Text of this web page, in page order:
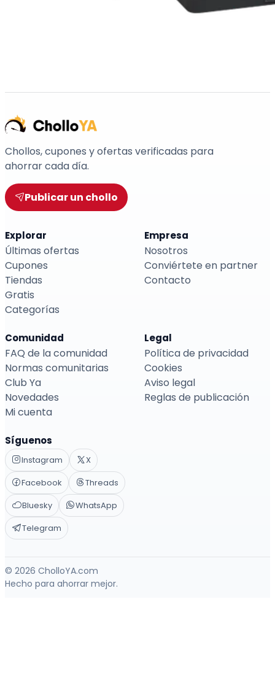
Chollos, cupones y ofertas verificadas para
ahorrar cada día.
Publicar un chollo
Explorar
Últimas ofertas
Cupones
Tiendas
Gratis
Categorías
Empresa
Nosotros
Conviértete en partner
Contacto
Comunidad
FAQ de la comunidad
Normas comunitarias
Club Ya
Novedades
Mi cuenta
Legal
Política de privacidad
Cookies
Aviso legal
Reglas de publicación
Síguenos
Instagram
X
Facebook
Threads
Bluesky
WhatsApp
Telegram
© 2026 CholloYA.com
Hecho para ahorrar mejor.